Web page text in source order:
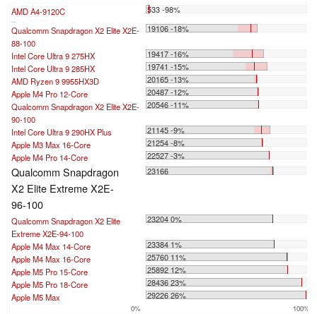
AMD A4-9120C 533 -98%
Qualcomm Snapdragon X2 Elite X2E-
88-100
19106 -18%
Intel Core Ultra 9 275HX
19417 -16%
Intel Core Ultra 9 285HX
19741 -15%
AMD Ryzen 9 9955HX3D
20165 -13%
Apple M4 Pro 12-Core
20487 -12%
Qualcomm Snapdragon X2 Elite X2E-
90-100
20546 -11%
Intel Core Ultra 9 290HX Plus
21145 -9%
Apple M3 Max 16-Core
21254 -8%
Apple M4 Pro 14-Core
22527 -3%
Qualcomm Snapdragon
X2 Elite Extreme X2E-
96-100
23166
Qualcomm Snapdragon X2 Elite
Extreme X2E-94-100
23204 0%
Apple M4 Max 14-Core
23384 1%
Apple M4 Max 16-Core
25760 11%
Apple M5 Pro 15-Core
25892 12%
Apple M5 Pro 18-Core
28436 23%
Apple M5 Max
29226 26%
0% 100%